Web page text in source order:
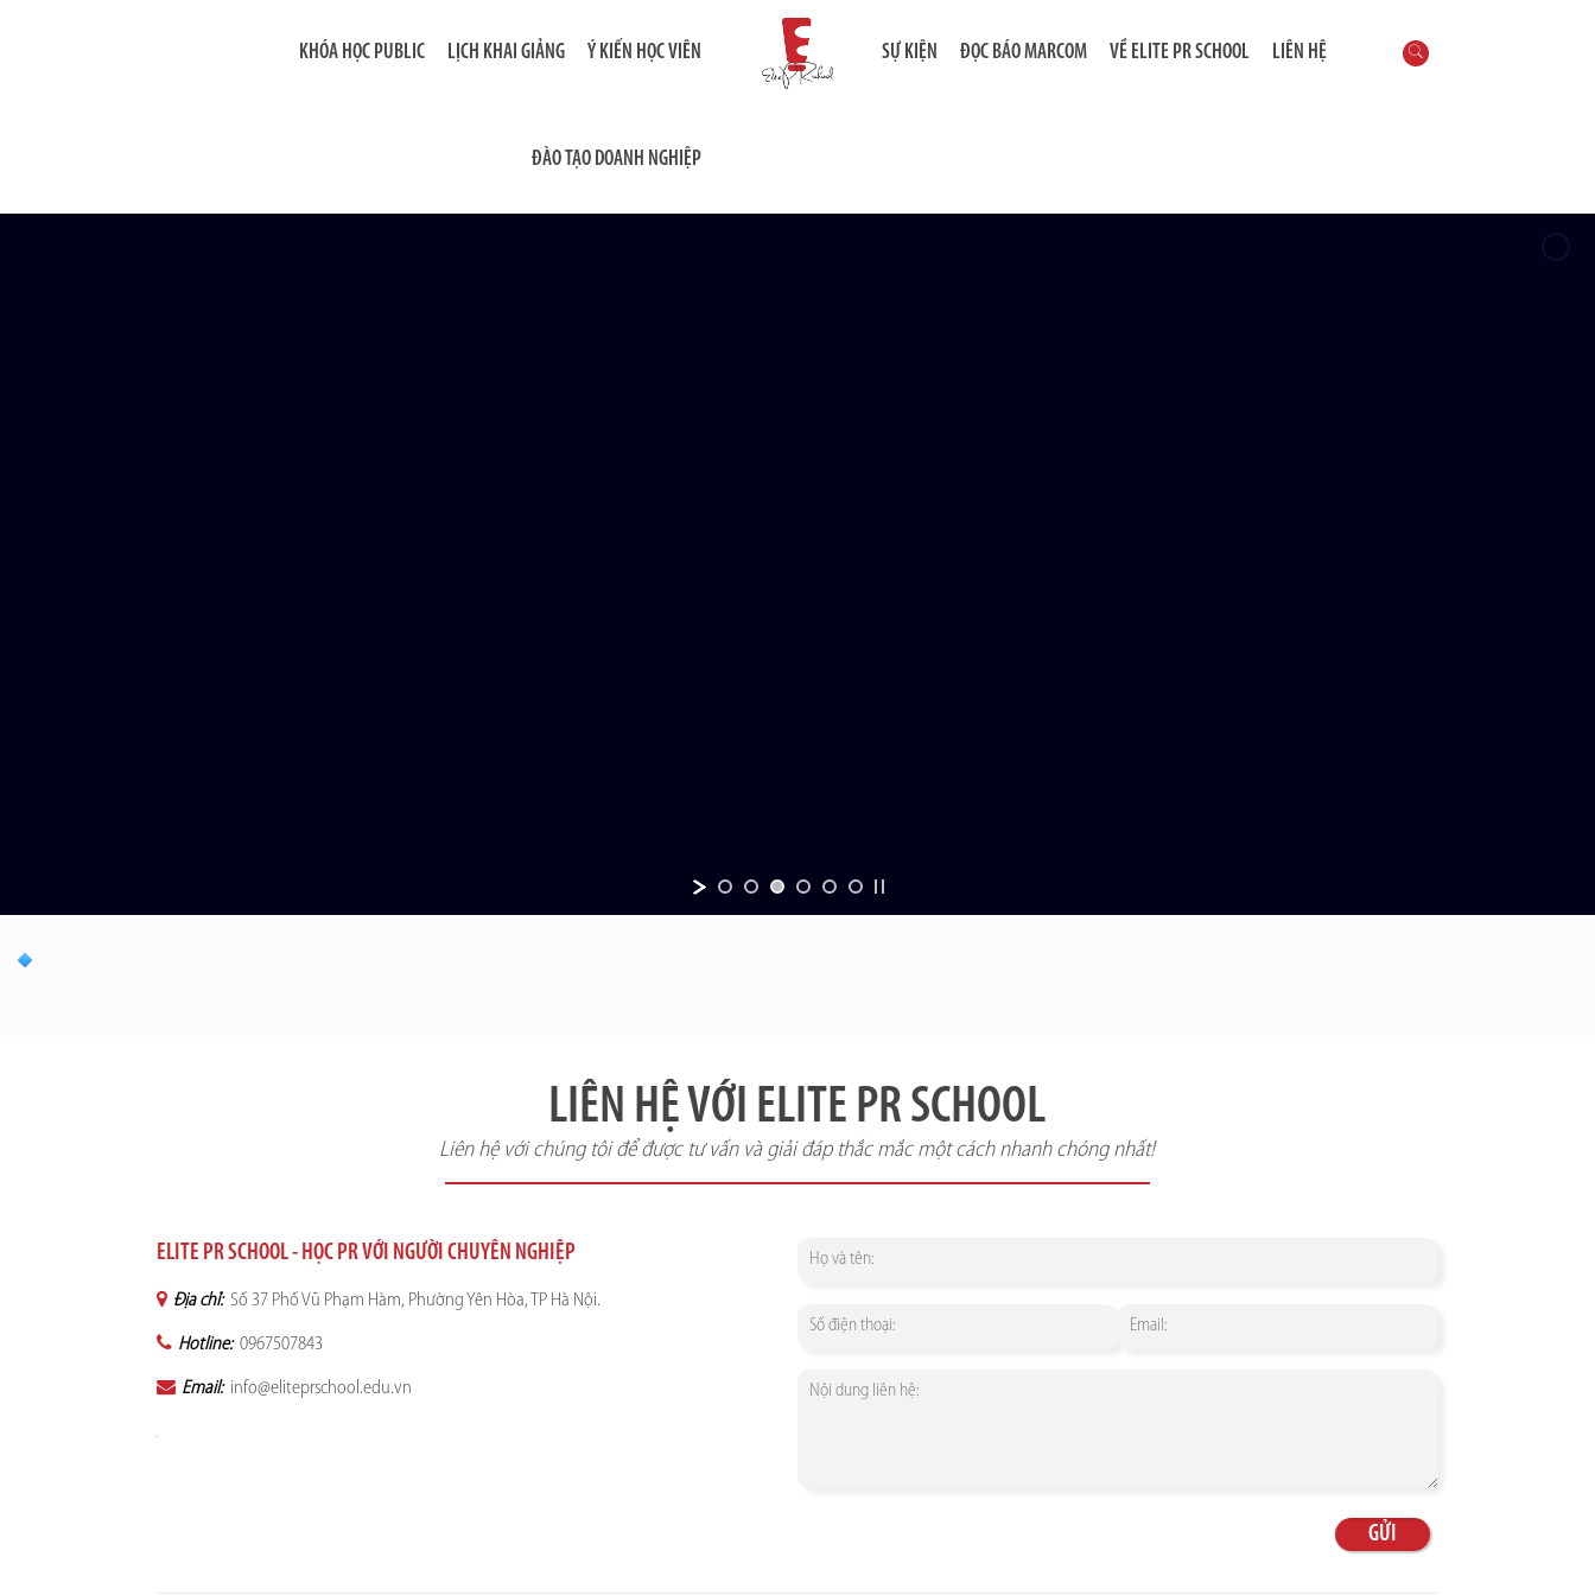
KHÓA HỌC PUBLIC LỊCH KHAI GIẢNG Ý KIẾN HỌC VIÊN
ĐÀO TẠO DOANH NGHIỆP
SỰ KIỆN ĐỌC BÁO MARCOM VỀ ELITE PR SCHOOL LIÊN HỆ
LIÊN HỆ VỚI ELITE PR SCHOOL
Liên hệ với chúng tôi để được tư vấn và giải đáp thắc mắc một cách nhanh chóng nhất!
ELITE PR SCHOOL - HỌC PR VỚI NGƯỜI CHUYÊN NGHIỆP
Địa chỉ: Số 37 Phố Vũ Phạm Hàm, Phường Yên Hòa, TP Hà Nội.
Hotline: 0967507843
Email: info@eliteprschool.edu.vn